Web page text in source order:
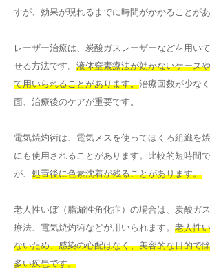
すが、効果が現れるまでに時間がかかることがあ
レーザー治療は、炭酸ガスレーザーなどを用い
せる方法です。 液体窒素療法が効かないケース
て用いられることがあります。治療回数が少な
面、治療後のケアが重要です。
電気焼灼術は、電気メスを使ってほくろ組織を
にも使用されることがあります。比較的短時間
が、 処置後に色素沈着が残ることがあります。
老人性いぼ（脂漏性角化症）の場合は、炭酸ガ
療法、電気焼灼術などが用いられます。 老人性
ないため、感染の心配はなく、美容的な目的で
多い疾患です。